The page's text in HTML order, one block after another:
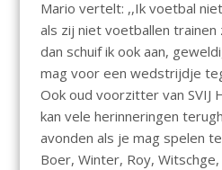
Mario vertelt: ,,Ik voetbal
als zij niet voetballen
dan schuif ik ook aan,
mag voor een wedstrijdje
Ook oud voorzitter van SVIJ
kan vele herinneringen
avonden als je mag spelen
Boer, Winter, Roy,